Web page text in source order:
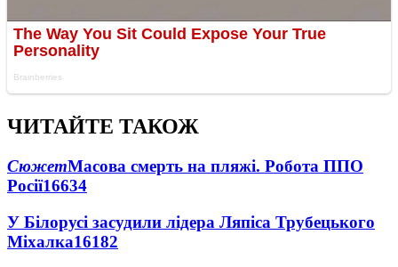
ЧИТАЙТЕ ТАКОЖ
СюжетМасова смерть на пляжі. Робота ППО
Росії16634
У Білорусі засудили лідера Ляпіса Трубецького
Міхалка16182